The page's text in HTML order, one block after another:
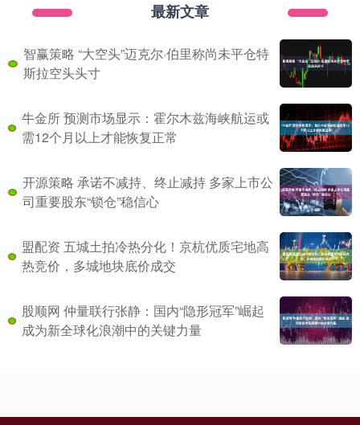
最新文章
智赢策略 “大空头”迈克尔·伯里称尚未平仓特
斯拉空头头寸
牛金所 预测市场显示：霍尔木兹海峡航运或
需12个月以上才能恢复正常
开源策略 承诺不减持、终止减持 多家上市公
司重要股东“锁仓”稳信心
盟配资 五城土拍冷热分化！京杭优质宅地高
热竞价，多城地块底价成交
股顺网 仲量联行张静：国内“隐形冠军”崛起
成为新全球化浪潮中的关键力量